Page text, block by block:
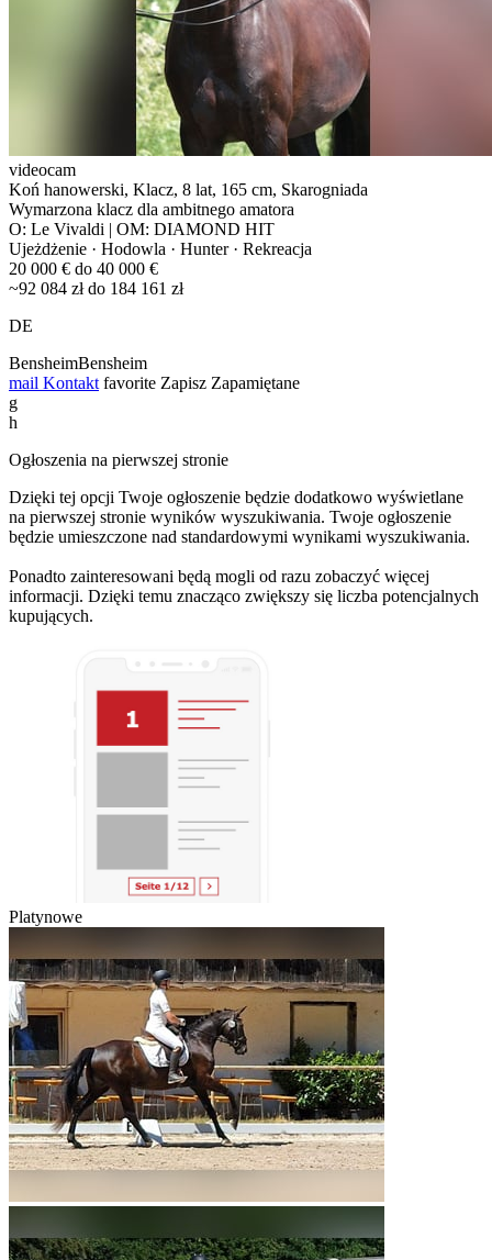
videocam
Koń hanowerski, Klacz, 8 lat, 165 cm, Skarogniada
Wymarzona klacz dla ambitnego amatora
O: Le Vivaldi | OM: DIAMOND HIT
Ujeżdżenie · Hodowla · Hunter · Rekreacja
20 000 € do 40 000 €
~92 084 zł do 184 161 zł
DE
BensheimBensheim
mail Kontakt favorite Zapisz Zapamiętane
g
h
Ogłoszenia na pierwszej stronie
Dzięki tej opcji Twoje ogłoszenie będzie dodatkowo wyświetlane
na pierwszej stronie wyników wyszukiwania. Twoje ogłoszenie
będzie umieszczone nad standardowymi wynikami wyszukiwania.
Ponadto zainteresowani będą mogli od razu zobaczyć więcej
informacji. Dzięki temu znacząco zwiększy się liczba potencjalnych
kupujących.
Platynowe